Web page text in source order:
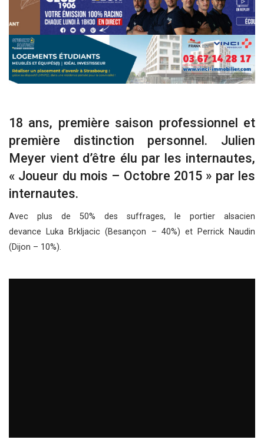
18 ans, première saison professionnel et
première distinction personnel. Julien
Meyer vient d’être élu par les internautes,
« Joueur du mois – Octobre 2015 » par les
internautes.
Avec plus de 50% des suffrages, le portier alsacien
devance Luka Brkljacic (Besançon – 40%) et Perrick Naudin
(Dijon – 10%).